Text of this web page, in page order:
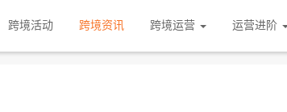
跨境活动 跨境资讯 跨境运营 运营进阶